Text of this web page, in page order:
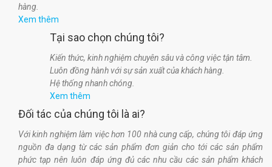
hàng.
Xem thêm
Tại sao chọn chúng tôi?
Kiến thức, kinh nghiệm chuyên sâu và công việc tận tâm.
Luôn đồng hành với sự sản xuất của khách hàng.
Hệ thống nhanh chóng.
Xem thêm
Đối tác của chúng tôi là ai?
Với kinh nghiệm làm việc hơn 100 nhà cung cấp, chúng tôi đáp ứng
nguồn đa dạng từ các sản phẩm đơn giản cho tới các sản phẩm
phức tạp nên luôn đáp ứng đủ các nhu cầu các sản phẩm khách